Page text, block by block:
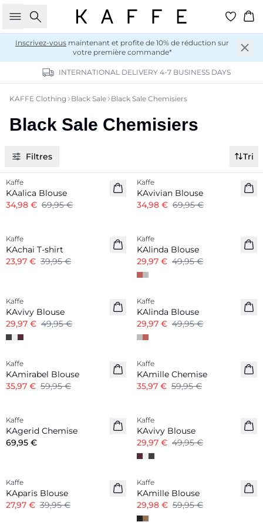
Rechercher
Inscrivez-vous maintenant et profite de 10% de réduction sur
votre première commande*
INTERNATIONAL DELIVERY 4-7 BUSINESS DAYS
KAFFE Clothing Black Sale Black Sale Chemisiers
Black Sale Chemisiers
Filtres Tri
-50%
Kaffe
KAalica Blouse
34,98 € 69,95 €
Kaffe
KAvivian Blouse
34,98 € 69,95 €
Kaffe
KAchai T-shirt
23,97 € 39,95 €
Kaffe
KAlinda Blouse
29,97 € 49,95 €
Kaffe
KAvivy Blouse
29,97 € 49,95 €
-40%
Kaffe
KAlinda Blouse
29,97 € 49,95 €
-40%
Kaffe
KAmirabel Blouse
35,97 € 59,95 €
-40%
Kaffe
KAmille Chemise
35,97 € 59,95 €
Kaffe
KAgerid Chemise
69,95 €
Kaffe
KAvivy Blouse
29,97 € 49,95 €
Kaffe
KAparis Blouse
27,97 € 39,95 €
-50%
Kaffe
KAmille Blouse
29,98 € 59,95 €
-30%